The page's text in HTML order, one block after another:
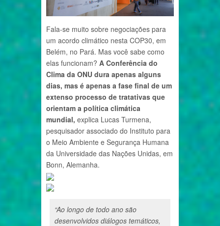
Fala-se muito sobre negociações para
um acordo climático nesta COP30, em
Belém, no Pará. Mas você sabe como
elas funcionam? A Conferência do
Clima da ONU dura apenas alguns
dias, mas é apenas a fase final de um
extenso processo de tratativas que
orientam a política climática
mundial, explica Lucas Turmena,
pesquisador associado do Instituto para
o Meio Ambiente e Segurança Humana
da Universidade das Nações Unidas, em
Bonn, Alemanha.
“Ao longo de todo ano são
desenvolvidos diálogos temáticos,